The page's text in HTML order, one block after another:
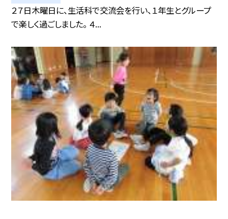
２７日木曜日に、生活科で交流会を行い、１年生とグループ
で楽しく過ごしました。 ４...